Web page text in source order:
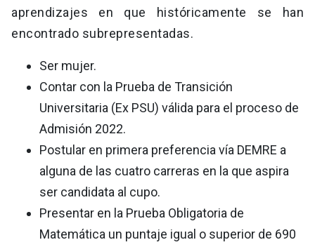
aprendizajes en que históricamente se han
encontrado subrepresentadas.
Ser mujer.
Contar con la Prueba de Transición
Universitaria (Ex PSU) válida para el proceso de
Admisión 2022.
Postular en primera preferencia vía DEMRE a
alguna de las cuatro carreras en la que aspira
ser candidata al cupo.
Presentar en la Prueba Obligatoria de
Matemática un puntaje igual o superior de 690